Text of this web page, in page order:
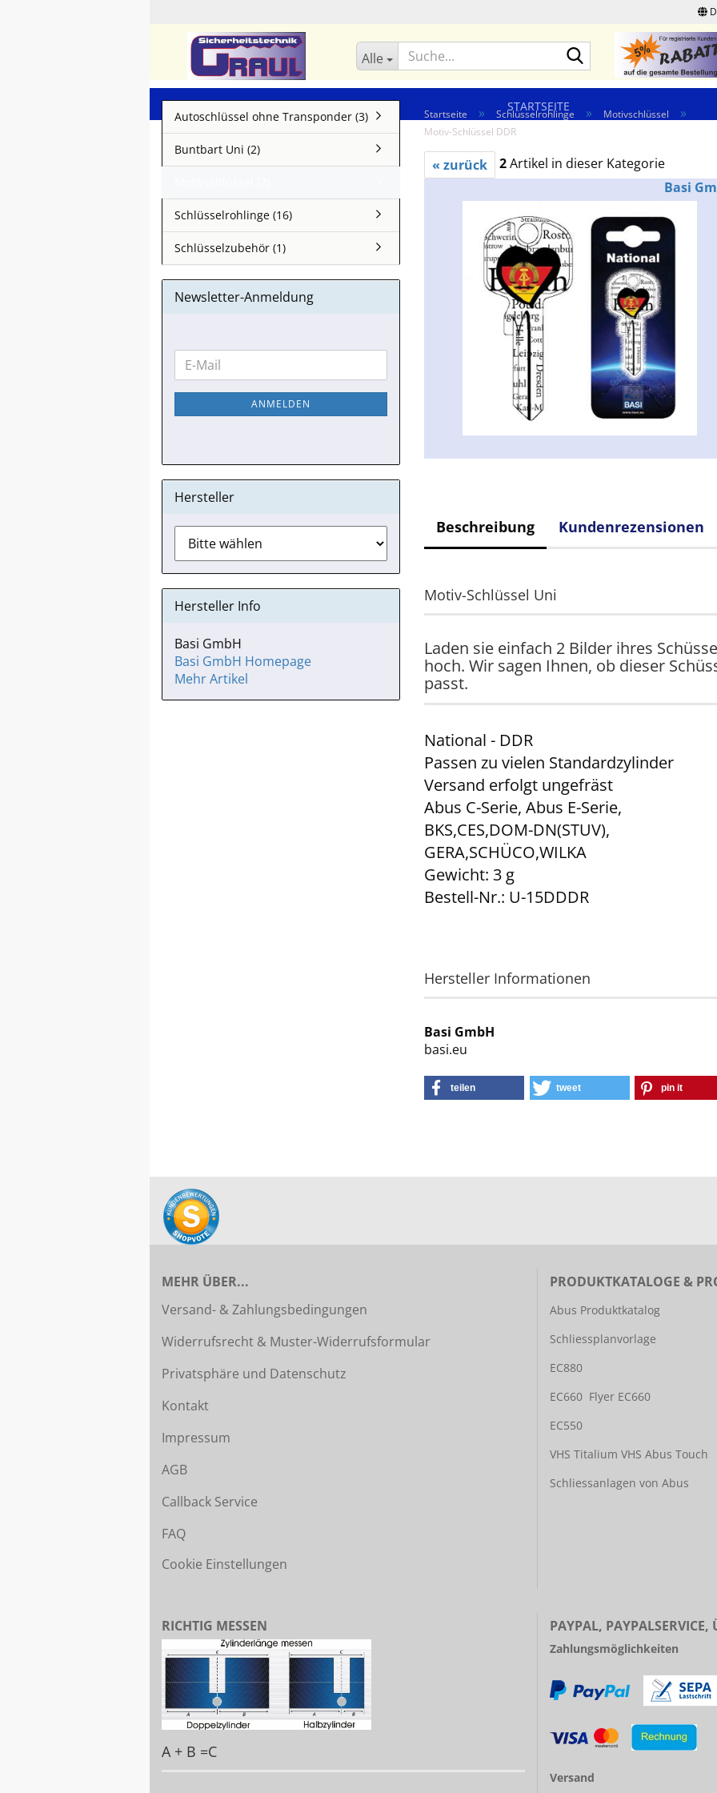
Alle Suche...
STARTSEITE
Startseite » Schlüsselrohlinge » Motivschlüssel »
Motiv-Schlüssel DDR
« zurück 2Artikel in dieser Kategorie
Basi
Beschreibung Kundenrezensionen
Motiv-Schlüssel Uni
Laden sie einfach 2 Bilder ihres
hoch. Wir sagen Ihnen, ob dieser
passt.
National - DDR
Passen zu vielen Standardzylinder
Versand erfolgt ungefräst
Abus C-Serie, Abus E-Serie,
BKS,CES,DOM-DN(STUV),
GERA,SCHÜCO,WILKA
Gewicht: 3 g
Bestell-Nr.: U-15DDDR
Hersteller Informationen
Basi GmbH
basi.eu
teilen tweet pin it
Autoschlüssel ohne Transponder (3)
Buntbart Uni (2)
Schlüsselrohlinge (16)
Schlüsselzubehör (1)
Newsletter-Anmeldung
WEITER
ZUR
NEWSLETTER-
ANMELDUNG
E-
Mail
ANMELDEN
Hersteller
Hersteller Info
Basi GmbH
Basi GmbH Homepage
Mehr Artikel
MEHR ÜBER...
Versand- & Zahlungsbedingungen
Widerrufsrecht & Muster-Widerrufsformular
Privatsphäre und Datenschutz
Kontakt
Impressum
AGB
Callback Service
FAQ
Cookie Einstellungen
PRODUKTKATALOGE &
Abus Produktkatalog
Schliessplanvorlage
EC880
EC660 Flyer EC660
EC550
VHS Titalium VHS Abus Touch
Schliessanlagen von Abus
RICHTIG MESSEN
A + B =C
PAYPAL, PAYPALSERVICE,
Zahlungsmöglichkeiten
Versand